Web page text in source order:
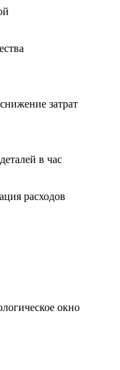
затрат
в час
расходов
окно